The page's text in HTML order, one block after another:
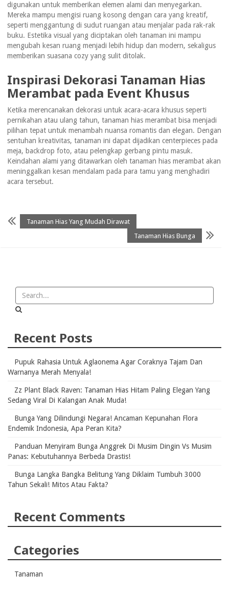
digunakan untuk memberikan elemen alami dan menyegarkan.
Mereka mampu mengisi ruang kosong dengan cara yang kreatif,
seperti menggantung di sudut ruangan atau menjalar pada rak-rak
buku. Estetika visual yang diciptakan oleh tanaman ini mampu
mengubah kesan ruang menjadi lebih hidup dan modern, sekaligus
memberikan suasana cozy yang sulit ditolak.
Inspirasi Dekorasi Tanaman Hias
Merambat pada Event Khusus
Ketika merencanakan dekorasi untuk acara-acara khusus seperti
pernikahan atau ulang tahun, tanaman hias merambat bisa menjadi
pilihan tepat untuk menambah nuansa romantis dan elegan. Dengan
sentuhan kreativitas, tanaman ini dapat dijadikan centerpieces pada
meja, backdrop foto, atau pelengkap gerbang pintu masuk.
Keindahan alami yang ditawarkan oleh tanaman hias merambat akan
meninggalkan kesan mendalam pada para tamu yang menghadiri
acara tersebut.
Tanaman Hias Yang Mudah Dirawat
Tanaman Hias Bunga
Recent Posts
Pupuk Rahasia Untuk Aglaonema Agar Coraknya Tajam Dan
Warnanya Merah Menyala!
Zz Plant Black Raven: Tanaman Hias Hitam Paling Elegan Yang
Sedang Viral Di Kalangan Anak Muda!
Bunga Yang Dilindungi Negara! Ancaman Kepunahan Flora
Endemik Indonesia, Apa Peran Kita?
Panduan Menyiram Bunga Anggrek Di Musim Dingin Vs Musim
Panas: Kebutuhannya Berbeda Drastis!
Bunga Langka Bangka Belitung Yang Diklaim Tumbuh 3000
Tahun Sekali! Mitos Atau Fakta?
Recent Comments
Categories
Tanaman